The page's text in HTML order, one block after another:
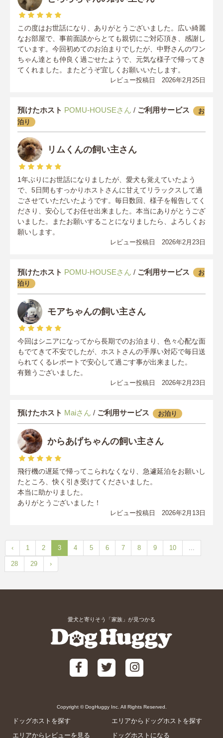
この度はお世話になり、ありがとうございました。広い綺麗
なお部屋で、事前面談からとても親切にご対応頂き、感謝し
ています。今回初めてのお泊まりでしたが、中野さんのワン
ちゃん達とも仲良く過ごせたようで、元気な様子で帰ってき
てくれました。またどうぞ宜しくお願いいたします。
レビュー投稿日 2026年2月25日
預けたホスト POMU-HOUSEさん / ご利用サービス
お
泊り
リムくんの飼い主さん
1年ぶりにお世話になりましたが、愛犬も覚えていたよう
で、5日間もすっかりホストさんに甘えてリラックスして過
ごさせていただいたようです。毎日数回、様子を報告してく
ださり、安心してお任せ出来ました。本当にありがとうござ
いました。またお願いすることになりましたら、よろしくお
願いします。
レビュー投稿日 2026年2月23日
預けたホスト POMU-HOUSEさん / ご利用サービス
お
泊り
モアちゃんの飼い主さん
今回はシニアになってから長期でのお泊まり、色々心配な面
もでてきて不安でしたが、ホストさんの手厚い対応で毎日送
られてくるレポートで安心して過ごす事が出来ました。
有難うございました。
レビュー投稿日 2026年2月23日
預けたホスト Maiさん / ご利用サービス お泊り
からあげちゃんの飼い主さん
飛行機の遅延で帰ってこられなくなり、急遽延泊をお願いし
たところ、快く引き受けてくださいました。
本当に助かりました。
ありがとうございました！
レビュー投稿日 2026年2月13日
‹ 1 2 3 4 5 6 7 8 9 10
28 29 ›
愛犬と寄りそう「家族」が見つかる
Copyright © DogHuggy Inc. All Rights Reserved.
ドッグホストを探す
エリアからドッグホストを探す
エリアからレビューを見る
ドッグホストになる